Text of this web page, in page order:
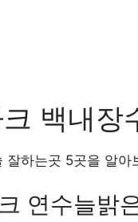
백내장
잘하는곳 5곳을 알아
연수늘밝